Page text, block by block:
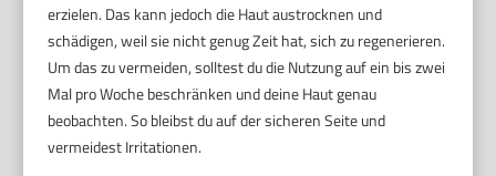
erzielen. Das kann jedoch die Haut austrocknen und
schädigen, weil sie nicht genug Zeit hat, sich zu regenerieren.
Um das zu vermeiden, solltest du die Nutzung auf ein bis zwei
Mal pro Woche beschränken und deine Haut genau
beobachten. So bleibst du auf der sicheren Seite und
vermeidest Irritationen.